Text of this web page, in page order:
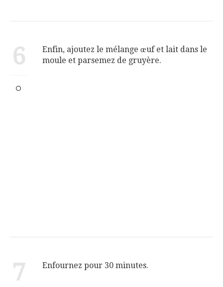
6
Enfin, ajoutez le mélange œuf et lait dans le
moule et parsemez de gruyère.
7 Enfournez pour 30 minutes.